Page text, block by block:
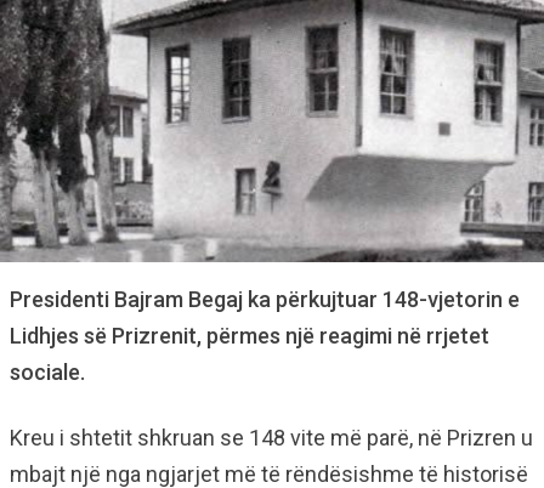
Presidenti Bajram Begaj ka përkujtuar 148-vjetorin e
Lidhjes së Prizrenit, përmes një reagimi në rrjetet
sociale.
Kreu i shtetit shkruan se 148 vite më parë, në Prizren u
mbajt një nga ngjarjet më të rëndësishme të historisë